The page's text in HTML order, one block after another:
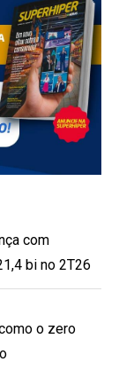
com
bi no 2T26
o zero